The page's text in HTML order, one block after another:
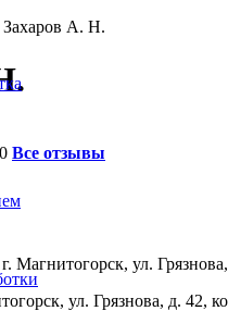
А. Н.
Все отзывы
Магнитогорск, ул.
ул. Грязнова, д. 42,